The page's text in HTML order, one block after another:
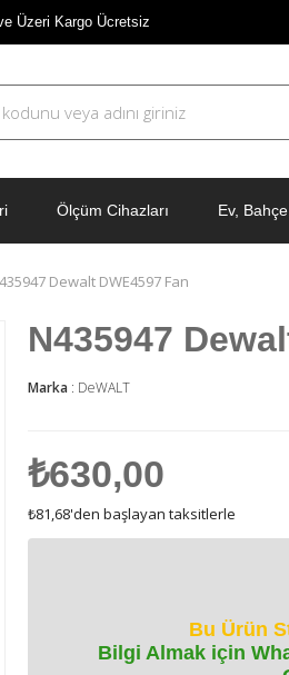
Üzeri Kargo Ücretsiz
Ölçüm Cihazları Ev,
Dewalt DWE4597 Fan
N435947
Marka : DeWALT
₺630,00
₺81,68'den başlayan taksitlerle
Bu Ürün
Bilgi Almak için